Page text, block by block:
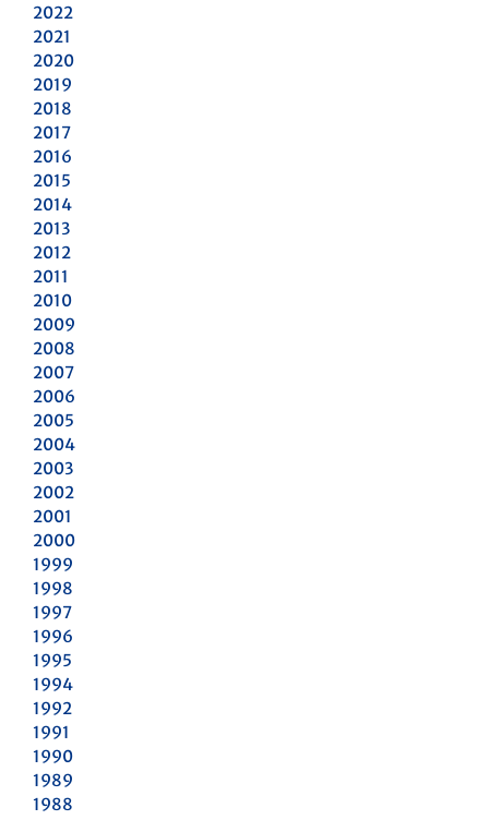
2022
2021
2020
2019
2018
2017
2016
2015
2014
2013
2012
2011
2010
2009
2008
2007
2006
2005
2004
2003
2002
2001
2000
1999
1998
1997
1996
1995
1994
1992
1991
1990
1989
1988